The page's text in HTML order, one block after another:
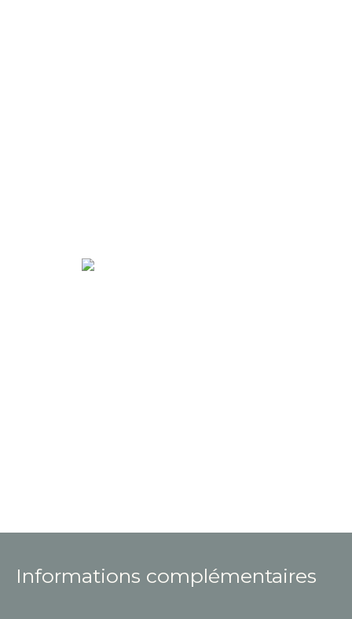
Informations complémentaires